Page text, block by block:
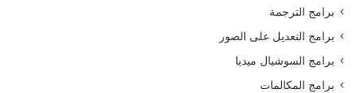
برامج الترجمة
برامج التعديل على الصور
برامج السوشيال ميديا
برامج المكالمات